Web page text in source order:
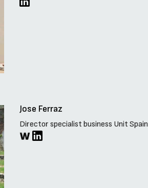
Jose Ferraz
Director specialist business Unit Spain